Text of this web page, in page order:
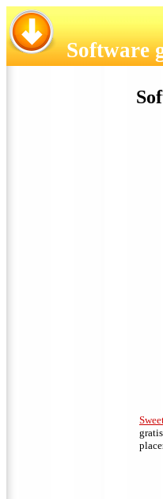
Software